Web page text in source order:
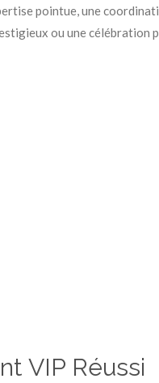
pointue, une
ou une célébration
VIP Réussi